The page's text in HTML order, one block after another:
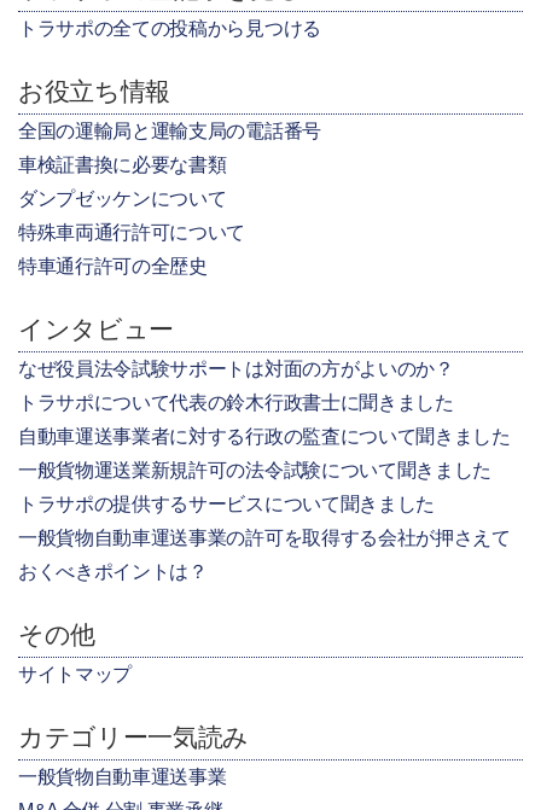
トラサポの全ての投稿から見つける
お役立ち情報
全国の運輸局と運輸支局の電話番号
車検証書換に必要な書類
ダンプゼッケンについて
特殊車両通行許可について
特車通行許可の全歴史
インタビュー
なぜ役員法令試験サポートは対面の方がよいのか？
トラサポについて代表の鈴木行政書士に聞きました
自動車運送事業者に対する行政の監査について聞きました
一般貨物運送業新規許可の法令試験について聞きました
トラサポの提供するサービスについて聞きました
一般貨物自動車運送事業の許可を取得する会社が押さえて
おくべきポイントは？
その他
サイトマップ
カテゴリー一気読み
一般貨物自動車運送事業